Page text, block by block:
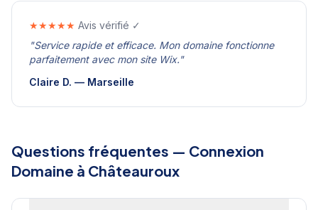
★★★★★ Avis vérifié ✓
"Service rapide et efficace. Mon domaine fonctionne
parfaitement avec mon site Wix."
Claire D. — Marseille
Questions fréquentes — Connexion
Domaine à Châteauroux